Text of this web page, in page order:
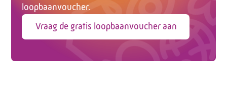
loopbaanvoucher.
Vraag de gratis loopbaanvoucher aan